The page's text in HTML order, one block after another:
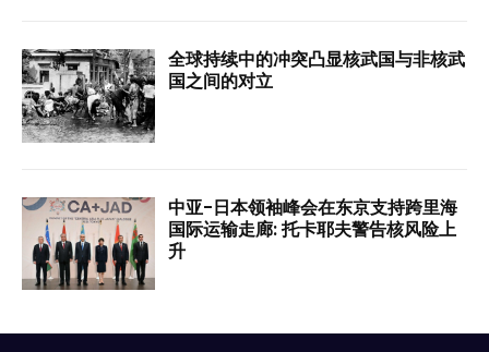
全球持续中的冲突凸显核武国与非核武
国之间的对立
中亚-日本领袖峰会在东京支持跨里海
国际运输走廊: 托卡耶夫警告核风险上
升